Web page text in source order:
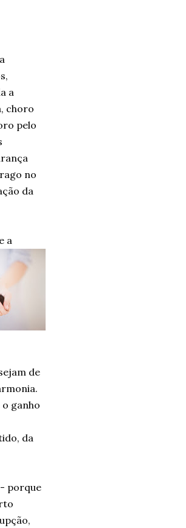
a
choro
pelo
no
da
a
de
ganho
da
porque